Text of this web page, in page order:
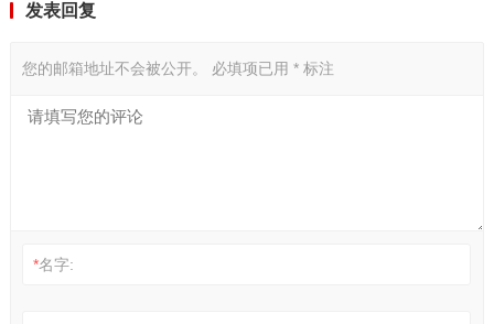
发表回复
您的邮箱地址不会被公开。 必填项已用 *标注
*名字: